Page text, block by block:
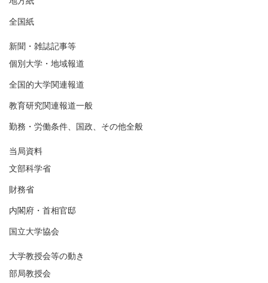
全国紙
新聞・雑誌記事等
個別大学・地域報道
全国的大学関連報道
教育研究関連報道一般
勤務・労働条件、国政、その他全般
当局資料
文部科学省
財務省
内閣府・首相官邸
国立大学協会
大学教授会等の動き
部局教授会